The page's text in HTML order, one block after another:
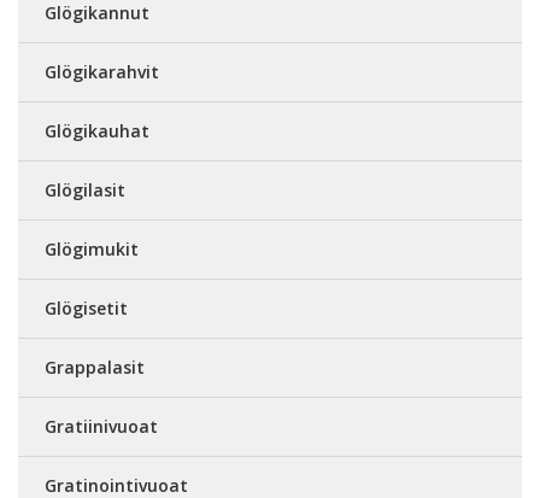
Glögikannut
Glögikarahvit
Glögikauhat
Glögilasit
Glögimukit
Glögisetit
Grappalasit
Gratiinivuoat
Gratinointivuoat